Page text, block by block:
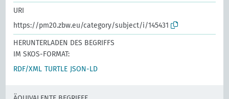
URI
https://pm20.zbw.eu/category/subject/i/145431
HERUNTERLADEN DES BEGRIFFS
IM SKOS-FORMAT:
RDF/XML TURTLE JSON-LD